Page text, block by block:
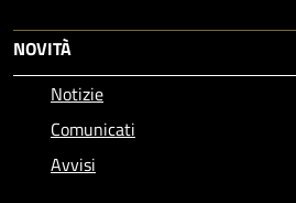
NOVITÀ
Notizie
Comunicati
Avvisi